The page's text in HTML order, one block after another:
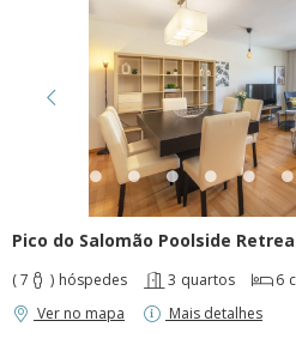
Olá! 👋 Sou o
Azores. Utilizo AI
ajudar e, apesar
desenvolvimento,
todos os dias.
you prefer, we
say "English" to